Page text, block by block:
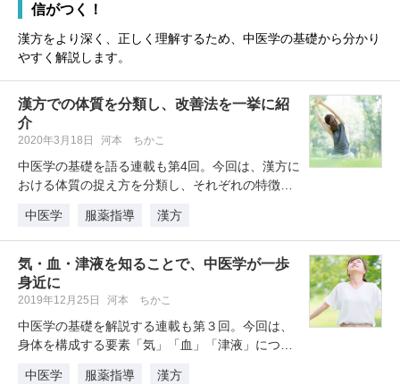
信がつく！
漢方をより深く、正しく理解するため、中医学の基礎から分かり
やすく解説します。
漢方での体質を分類し、改善法を一挙に紹
介
2020年3月18日 河本 ちかこ
中医学の基礎を語る連載も第4回。今回は、漢方に
おける体質の捉え方を分類し、それぞれの特徴と
中医学
服薬指導 漢方
気・血・津液を知ることで、中医学が一歩
身近に
2019年12月25日 河本 ちかこ
中医学の基礎を解説する連載も第３回。今回は、
身体を構成する要素「気」「血」「津液」につい
中医学
服薬指導 漢方